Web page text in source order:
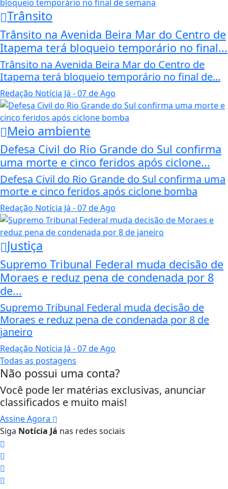
Trânsito
Trânsito na Avenida Beira Mar do Centro de
Itapema terá bloqueio temporário no final...
Trânsito na Avenida Beira Mar do Centro de
Itapema terá bloqueio temporário no final de...
Redação Notícia Já - 07 de Ago
Meio ambiente
Defesa Civil do Rio Grande do Sul confirma
uma morte e cinco feridos após ciclone...
Defesa Civil do Rio Grande do Sul confirma uma
morte e cinco feridos após ciclone bomba
Redação Notícia Já - 07 de Ago
Justiça
Supremo Tribunal Federal muda decisão de
Moraes e reduz pena de condenada por 8
de...
Supremo Tribunal Federal muda decisão de
Moraes e reduz pena de condenada por 8 de
janeiro
Redação Notícia Já - 07 de Ago
Todas as postagens
Não possui uma conta?
Você pode ler matérias exclusivas, anunciar
classificados e muito mais!
Assine Agora
Siga Notícia Já nas redes sociais